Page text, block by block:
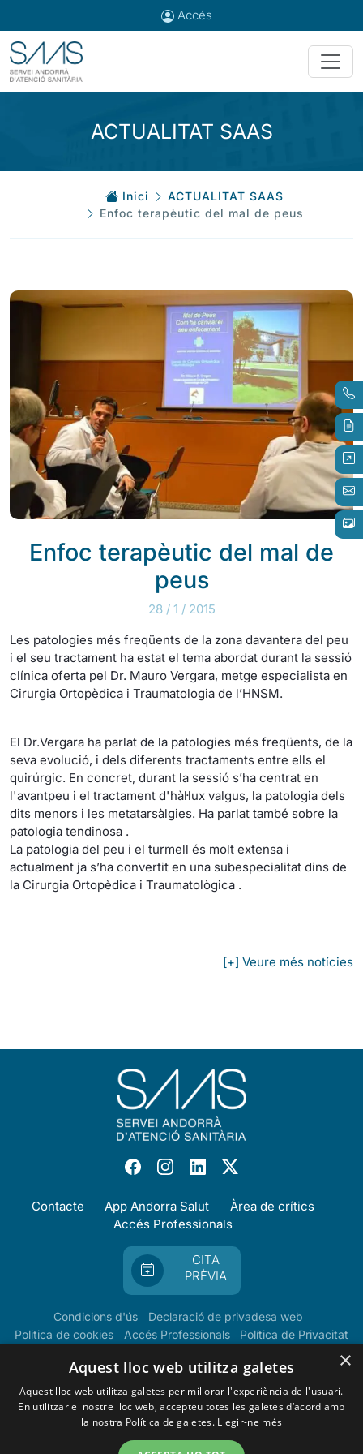
Accés
ACTUALITAT SAAS
Inici
ACTUALITAT SAAS
Enfoc terapèutic del mal de peus
Enfoc terapèutic del mal de
peus
28 / 1 / 2015
Les patologies més freqüents de la zona davantera del peu
i el seu tractament ha estat el tema abordat durant la sessió
clínica oferta pel Dr. Mauro Vergara, metge especialista en
Cirurgia Ortopèdica i Traumatologia de l’HNSM.
El Dr.Vergara ha parlat de la patologies més freqüents, de la
seva evolució, i dels diferents tractaments entre ells el
quirúrgic. En concret, durant la sessió s’ha centrat en
l'avantpeu i el tractament d'hàl·lux valgus, la patologia dels
dits menors i les metatarsàlgies. Ha parlat també sobre la
patologia tendinosa .
La patologia del peu i el turmell és molt extensa i
actualment ja s’ha convertit en una subespecialitat dins de
la Cirurgia Ortopèdica i Traumatològica .
[+] Veure més notícies
Contacte App Andorra Salut
Àrea de crítics
Accés Professionals
CITA
PRÈVIA
Condicions d'ús
Declaració de privadesa web
Politica de cookies
Accés Professionals Política de Privacitat
×
Aquest lloc web utilitza galetes
Aquest lloc web utilitza galetes per millorar l'experiència de l'usuari.
En utilitzar el nostre lloc web, accepteu totes les galetes d’acord amb
la nostra Política de galetes. Llegir-ne més